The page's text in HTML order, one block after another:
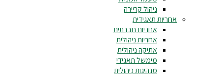
ניהול קריירה
אחריות תאגידית
אחריות חברתית
אחריות ניהולית
אתיקה ניהולית
מימשל תאגידי
מנהיגות ניהולית